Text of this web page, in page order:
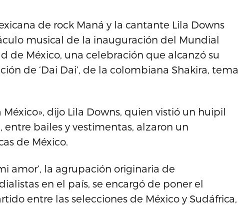
de rock Maná y la cantante Lila Downs
musical de la inauguración del Mundial
de México, una celebración que alcanzó su
de ‘Dai Dai’, de la colombiana Shakira, tema
dijo Lila Downs, quien vistió un huipil
bailes y vestimentas, alzaron un
de México.
amor’, la agrupación originaria de
en el país, se encargó de poner el
entre las selecciones de México y Sudáfrica,